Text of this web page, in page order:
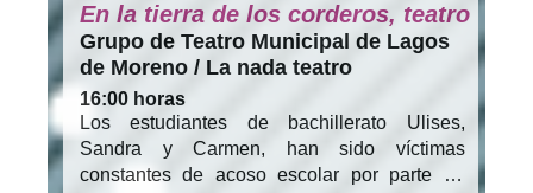
En la tierra de los corderos, teatro
Grupo de Teatro Municipal de Lagos
de Moreno / La nada teatro
16:00 horas
Los estudiantes de bachillerato Ulises,
Sandra y Carmen, han sido víctimas
constantes de acoso escolar por parte de